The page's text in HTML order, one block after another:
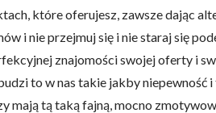
które oferujesz, zawsze dając
i nie przejmuj się i nie staraj się
znajomości swojej oferty i
to w nas takie jakby niepewność
mają tą taką fajną, mocno
różni użytkownicy zachowują się